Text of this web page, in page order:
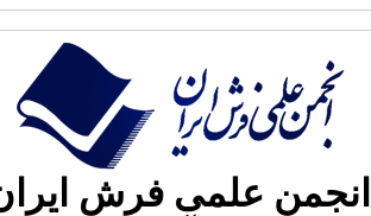
علمی فرش ایران